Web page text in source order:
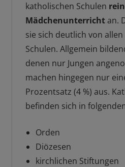
katholischen Schulen
Mädchenunterrichtan.
sie sich deutlich von
Schulen. Allgemein
denen nur Jungen
machen hingegen nur
Prozentsatz (4 %) aus.
befinden sich in
Orden
Diözesen
kirchlichen Stiftungen